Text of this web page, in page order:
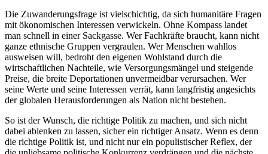
Die Zuwanderungsfrage ist vielschichtig, da sich humanitäre Fragen
mit ökonomischen Interessen verwickeln. Ohne Kompass landet
man schnell in einer Sackgasse. Wer Fachkräfte braucht, kann nicht
ganze ethnische Gruppen vergraulen. Wer Menschen wahllos
ausweisen will, bedroht den eigenen Wohlstand durch die
wirtschaftlichen Nachteile, wie Versorgungsmängel und steigende
Preise, die breite Deportationen unvermeidbar verursachen. Wer
seine Werte und seine Interessen verrät, kann langfristig angesichts
der globalen Herausforderungen als Nation nicht bestehen.
So ist der Wunsch, die richtige Politik zu machen, und sich nicht
dabei ablenken zu lassen, sicher ein richtiger Ansatz. Wenn es denn
die richtige Politik ist, und nicht nur ein populistischer Reflex, der